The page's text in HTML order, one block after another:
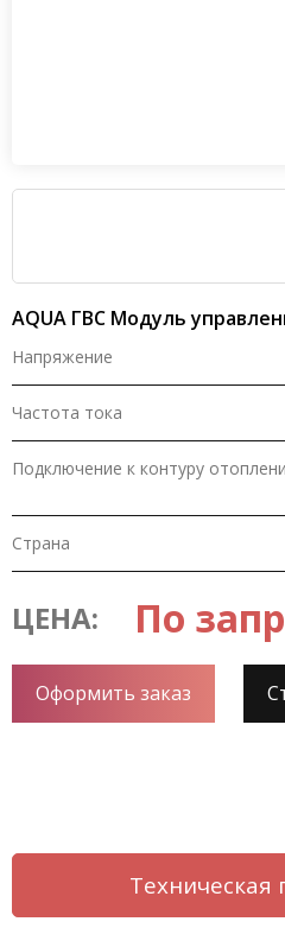
AQUA ГВС Модуль
Напряжение
Частота тока
Подключение к контуру
Страна
ЦЕНА: По
Оформить заказ
Техническая